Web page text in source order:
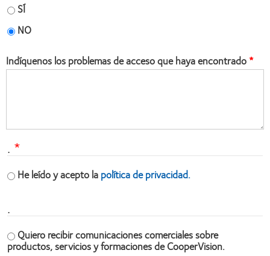
SÍ
NO
Indíquenos los problemas de acceso que haya encontrado
.
He leído y acepto lapolítica de privacidad.
.
Quiero recibir comunicaciones comerciales sobre
productos, servicios y formaciones de CooperVision.